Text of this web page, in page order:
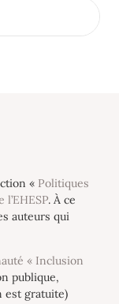
« Politiques
. À ce
auteurs qui
« Inclusion
publique,
est gratuite)